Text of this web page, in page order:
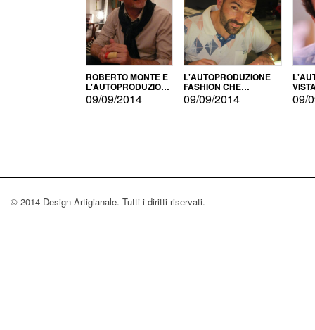
ROBERTO MONTE E
L'AUTOPRODUZIONE
CON IL CENSIMENTO
09/09/2014
L'AUTOPRODUZIONE
FASHION CHE
CONQUISTA GLI USA
09/09/2014 09/
© 2014 Design Artigianale. Tutti i diritti riservati.